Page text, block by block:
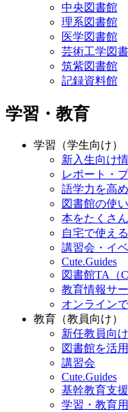
中央図書館
理系図書館
医学図書館
芸術工学図
筑紫図書館
記録資料館
学習・教育
学習（学生向け）
新入生向け
レポート・
語学力を高
図書館の使
本をたくさ
自宅で使え
講習会・イ
Cute.Guides
図書館TA（
教育情報サ
オンライン
教育（教員向け）
新任教員向
図書館を活
講習会
Cute.Guides
基幹教育支援
学習・教育